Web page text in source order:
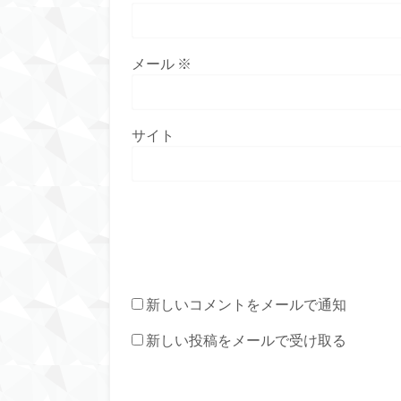
メール ※
サイト
新しいコメントをメールで通知
新しい投稿をメールで受け取る